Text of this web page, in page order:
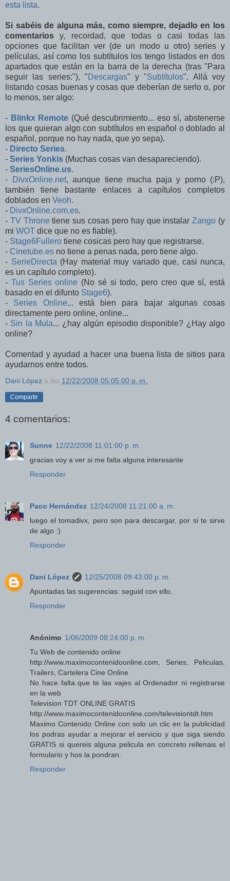
esta lista.
Si sabéis de alguna más, como siempre, dejadlo en los
comentarios y, recordad, que todas o casi todas las
opciones que facilitan ver (de un modo u otro) series y
películas, así como los subtítulos los tengo listados en dos
apartados que están en la barra de la derecha (tras "Para
seguir las series:"), "Descargas" y "Subtítulos". Allá voy
listando cosas buenas y cosas que deberían de serlo o, por
lo menos, ser algo:
- Blinkx Remote (Qué descubrimiento... eso sí, abstenerse
los que quieran algo con subtítulos en español o doblado al
español, porque no hay nada, que yo sepa).
- Directo Series.
- Series Yonkis (Muchas cosas van desapareciendo).
- SeriesOnline.us.
-
DivxOnline.net, aunque tiene mucha paja y porno (:P),
también tiene bastante enlaces a capítulos completos
doblados en Veoh.
- DivxOnline.com.es.
- TV Throne tiene sus cosas pero hay que instalarZango (y
mi WOT dice que no es fiable).
- Stage6Fullero tiene cosicas pero hay que registrarse.
- Cinetube.es no tiene a penas nada, pero tiene algo.
- SerieDirecta (Hay material muy variado que, casi nunca,
es un capítulo completo).
- Tus Series online (No sé si todo, pero creo que sí, está
basado en el difunto Stage6).
- Series Online... está bien para bajar algunas cosas
directamente pero online, online...
- Sin la Mula... ¿hay algún episodio disponible? ¿Hay algo
online?
Comentad y ayudad a hacer una buena lista de sitios para
ayudarnos entre todos.
Dani López a las 12/22/2008 05:05:00 p. m.
Compartir
4 comentarios:
Sunne 12/22/2008 11:01:00 p. m.
gracias voy a ver si me falta alguna interesante
Responder
Paco Hernández 12/24/2008 11:21:00 a. m.
luego el tomadivx, pero son para descargar, por si te sirve
de algo :)
Responder
Dani López
12/25/2008 09:43:00 p. m.
Apuntadas las sugerencias: seguid con ello.
Responder
Anónimo 1/06/2009 08:24:00 p. m.
Tu Web de contenido online
http://www.maximocontenidoonline.com, Series, Peliculas,
Trailers, Cartelera Cine Online
No hace falta que te las vajes al Ordenador ni registrarse
en la web
Television TDT ONLINE GRATIS
http://www.maximocontenidoonline.com/televisiontdt.htm
Maximo Contenido Online con solo un clic en la publicidad
los podras ayudar a mejorar el servicio y que siga siendo
GRATIS si quereis alguna pelicula en concreto rellenais el
formulario y hos la pondran.
Responder